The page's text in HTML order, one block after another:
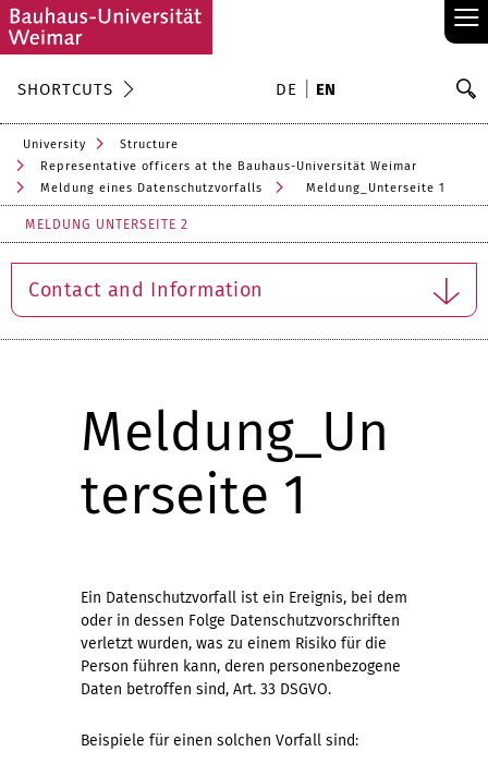
≡
SHORTCUTS DE EN
University
Structure
Representative officers at the Bauhaus-Universität Weimar
Meldung eines Datenschutzvorfalls
Meldung_Unterseite 1
MELDUNG UNTERSEITE 2
Contact and Information
Meldung_Un
terseite 1
Ein Datenschutzvorfall ist ein Ereignis, bei dem
oder in dessen Folge Datenschutzvorschriften
verletzt wurden, was zu einem Risiko für die
Person führen kann, deren personenbezogene
Daten betroffen sind, Art. 33 DSGVO.
Beispiele für einen solchen Vorfall sind: